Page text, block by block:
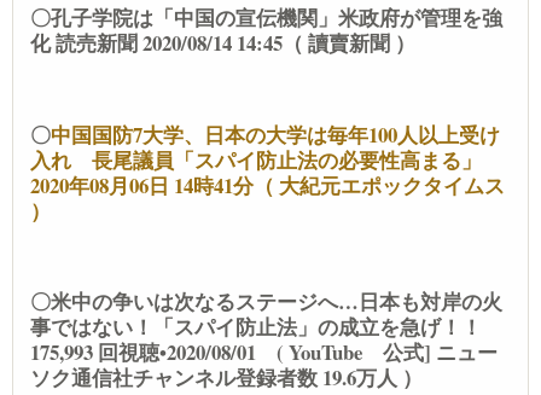
〇孔子学院は「中国の宣伝機関」米政府が管理を強
化 読売新聞 2020/08/14 14:45（ 讀賣新聞 ）
〇中国国防7大学、日本の大学は毎年100人以上受け
入れ 長尾議員「スパイ防止法の必要性高まる」
2020年08月06日 14時41分（ 大紀元エポックタイムス
）
〇米中の争いは次なるステージへ…日本も対岸の火
事ではない！「スパイ防止法」の成立を急げ！！
175,993 回視聴•2020/08/01 ( YouTube 公式] ニュー
ソク通信社チャンネル登録者数 19.6万人 ）